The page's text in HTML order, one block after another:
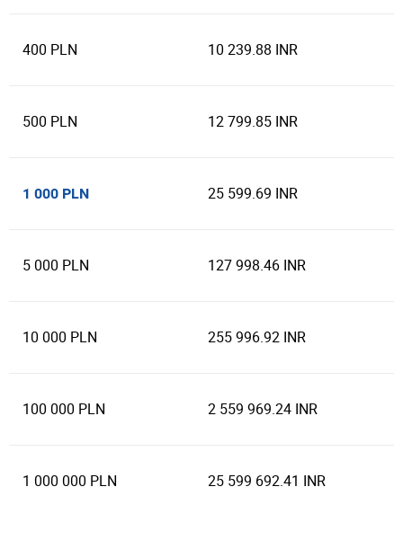
400 PLN 10 239.88 INR
500 PLN 12 799.85 INR
1 000 PLN 25 599.69 INR
5 000 PLN 127 998.46 INR
10 000 PLN 255 996.92 INR
100 000 PLN 2 559 969.24 INR
1 000 000 PLN 25 599 692.41 INR